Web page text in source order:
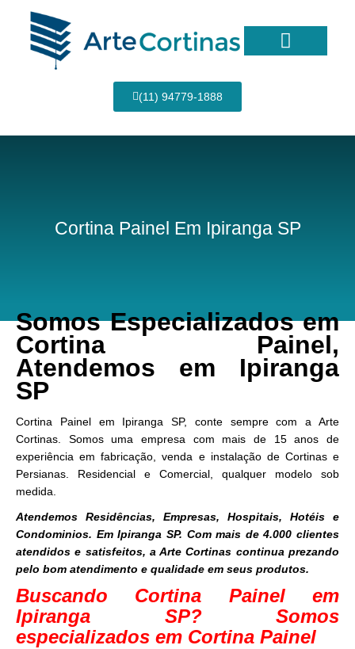
conteúdo
(11) 94779-1888
Cortina Painel Em Ipiranga SP
Somos Especializados em
Cortina Painel,
Atendemos em Ipiranga
SP
Cortina Painel em Ipiranga SP, conte sempre com a Arte
Cortinas. Somos uma empresa com mais de 15 anos de
experiência em fabricação, venda e instalação de Cortinas e
Persianas. Residencial e Comercial, qualquer modelo sob
medida.
Atendemos Residências, Empresas, Hospitais, Hotéis e
Condominios. Em Ipiranga SP. Com mais de 4.000 clientes
atendidos e satisfeitos, a Arte Cortinas continua prezando
pelo bom atendimento e qualidade em seus produtos.
Buscando Cortina Painel em
Ipiranga SP? Somos
especializados em Cortina Painel